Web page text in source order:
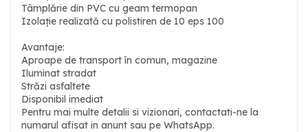
Tâmplărie din PVC cu geam termopan
Izolație realizată cu polistiren de 10 eps 100
Avantaje:
Aproape de transport în comun, magazine
Iluminat stradat
Străzi asfaltete
Disponibil imediat
Pentru mai multe detalii si vizionari, contactati-ne la
numarul afisat in anunt sau pe WhatsApp.